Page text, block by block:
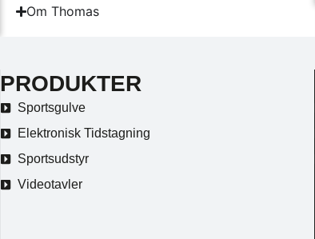
Om Thomas
PRODUKTER
Sportsgulve
Elektronisk Tidstagning
Sportsudstyr
Videotavler